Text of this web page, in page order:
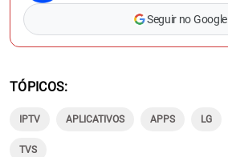
Seguir no Google
TÓPICOS
IPTV APLICATIVOS APPS LG
TVS